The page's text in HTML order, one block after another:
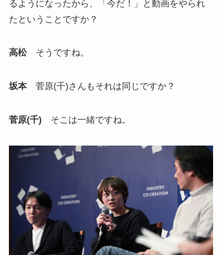
るようになったから、「今だ！」と動画をやられ
たということですか？
高松そうですね。
坂本菅原(千)さんもそれは同じですか？
菅原(千) そこは一緒ですね。